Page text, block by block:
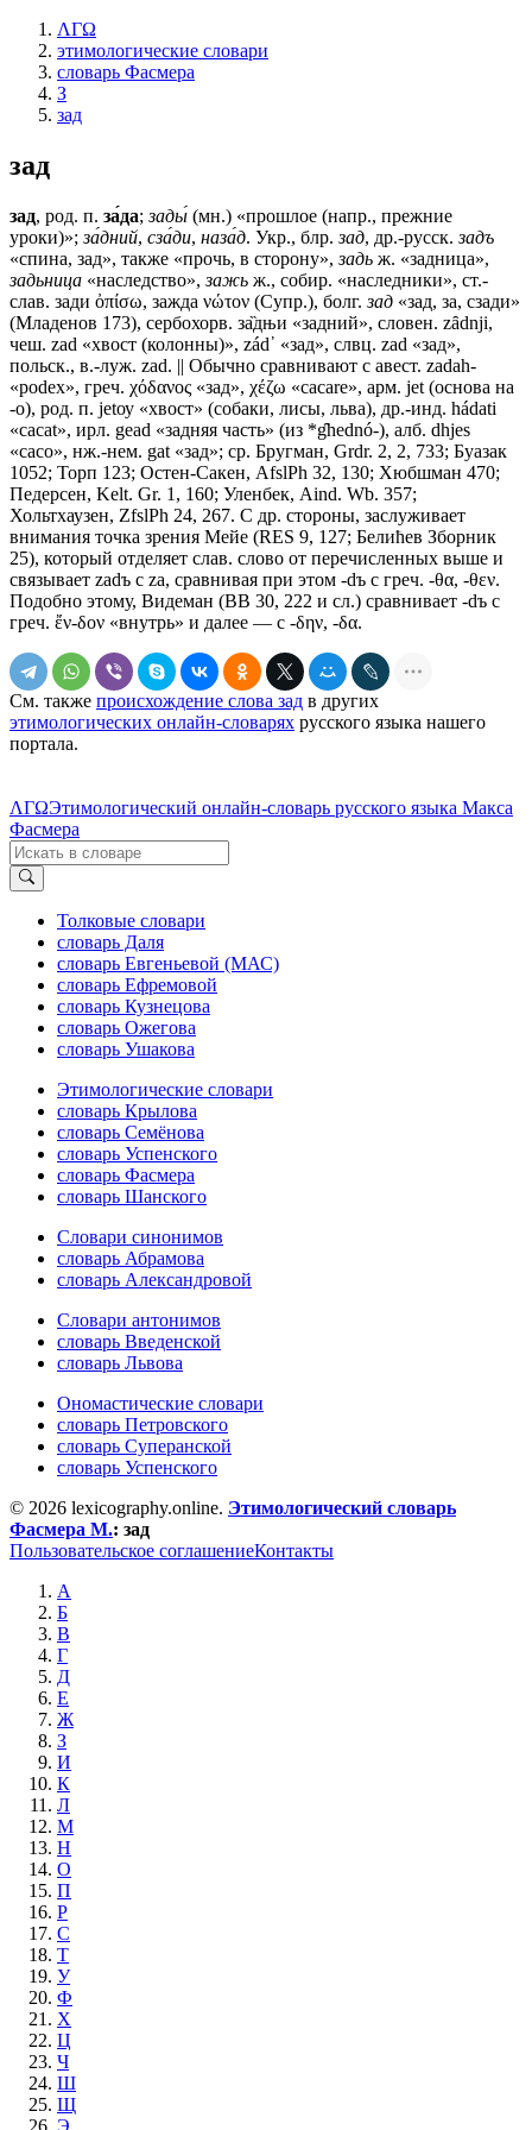
ΛΓΩ
этимологические словари
словарь Фасмера
З
зад
зад
зад, род. п. за́да;зады́ (мн.) «прошлое (напр., прежние
уроки)»;за́дний, сза́ди, наза́д. Укр., блр.зад, др.-русск.задъ
«спина, зад», также «прочь, в сторону»,задь ж. «задница»,
задьница «наследство»,зажь ж., собир. «наследники», ст.-
слав. зади ὀπίσω, зажда νώτον (Супр.), болг.зад «зад, за, сзади»
(Младенов 173), сербохорв. за̏дњи «задний», словен. zȃdnji,
чеш. zаd «хвост (колонны)», zád᾽ «зад», слвц. zаd «зад»,
польск., в.-луж. zad. || Обычно сравнивают с авест. zadah-
«роdех», греч. χόδανος «зад», χέζω «сасаrе», арм. jеt (основа на
-o), род. п. jеtоу «хвост» (собаки, лисы, льва), др.-инд. hádati
«сасаt», ирл. gеаd «задняя часть» (из *g̑hednó-), алб. dhjes
«сасо», нж.-нем. gаt «зад»; ср. Бругман, Grdr. 2, 2, 733; Буазак
1052; Торп 123; Остен-Сакен, AfslPh 32, 130; Хюбшман 470;
Педерсен, Kelt. Gr. 1, 160; Уленбек, Aind. Wb. 357;
Хольтхаузен, ZfslPh 24, 267. С др. стороны, заслуживает
внимания точка зрения Мейе (RЕS 9, 127; Белиħев Зборник
25), который отделяет слав. слово от перечисленных выше и
связывает zadъ с zа, сравнивая при этом -dъ с греч. -θα, -θεν.
Подобно этому, Видеман (ВВ 30, 222 и сл.) сравнивает -dъ с
греч. ἔν-δον «внутрь» и далее — с -δην, -δα.
См. также происхождение слова зад в других
этимологических онлайн-словарях русского языка нашего
портала.
ΛΓΩЭтимологический онлайн-словарь русского языка Макса
Фасмера
Толковые словари
словарь Даля
словарь Евгеньевой (МАС)
словарь Ефремовой
словарь Кузнецова
словарь Ожегова
словарь Ушакова
Этимологические словари
словарь Крылова
словарь Семёнова
словарь Успенского
словарь Фасмера
словарь Шанского
Словари синонимов
словарь Абрамова
словарь Александровой
Словари антонимов
словарь Введенской
словарь Львова
Ономастические словари
словарь Петровского
словарь Суперанской
словарь Успенского
© 2026 lexicography.online. Этимологический словарь
Фасмера М.: зад
Пользовательское соглашениеКонтакты
А
Б
В
Г
Д
Е
Ж
З
И
К
Л
М
Н
О
П
Р
С
Т
У
Ф
Х
Ц
Ч
Ш
Щ